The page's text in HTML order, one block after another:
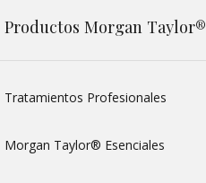
Productos Morgan Taylor®
Tratamientos Profesionales
Morgan Taylor® Esenciales